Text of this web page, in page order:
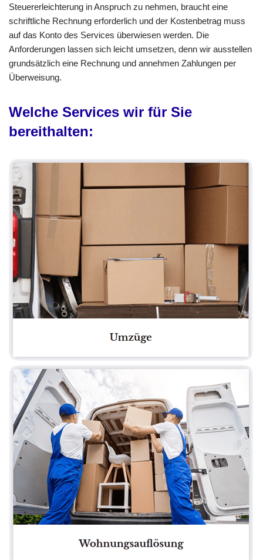
Steuererleichterung in Anspruch zu nehmen, braucht eine
schriftliche Rechnung erforderlich und der Kostenbetrag muss
auf das Konto des Services überwiesen werden. Die
Anforderungen lassen sich leicht umsetzen, denn wir ausstellen
grundsätzlich eine Rechnung und annehmen Zahlungen per
Überweisung.
Welche Services wir für Sie
bereithalten: